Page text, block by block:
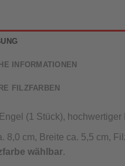
INFORMATIONEN
FILZFARBEN
(1 Stück),
. 8,0 cm, Breite ca. 5,5 cm,
wählbar.